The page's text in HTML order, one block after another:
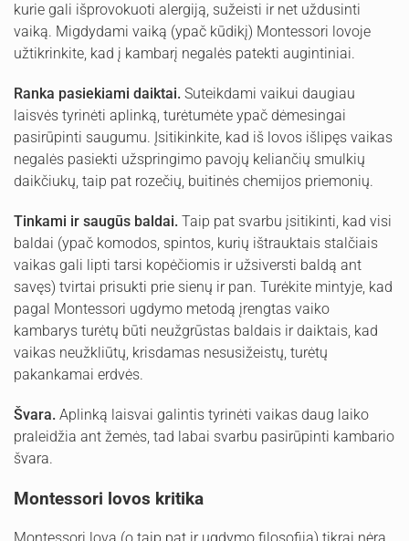
kurie gali išprovokuoti alergiją, sužeisti ir net uždusinti
vaiką. Migdydami vaiką (ypač kūdikį) Montessori lovoje
užtikrinkite, kad į kambarį negalės patekti augintiniai.
Ranka pasiekiami daiktai. Suteikdami vaikui daugiau
laisvės tyrinėti aplinką, turėtumėte ypač dėmesingai
pasirūpinti saugumu. Įsitikinkite, kad iš lovos išlipęs vaikas
negalės pasiekti užspringimo pavojų keliančių smulkių
daikčiukų, taip pat rozečių, buitinės chemijos priemonių.
Tinkami ir saugūs baldai. Taip pat svarbu įsitikinti, kad visi
baldai (ypač komodos, spintos, kurių ištrauktais stalčiais
vaikas gali lipti tarsi kopėčiomis ir užsiversti baldą ant
savęs) tvirtai prisukti prie sienų ir pan. Turėkite mintyje, kad
pagal Montessori ugdymo metodą įrengtas vaiko
kambarys turėtų būti neužgrūstas baldais ir daiktais, kad
vaikas neužkliūtų, krisdamas nesusižeistų, turėtų
pakankamai erdvės.
Švara. Aplinką laisvai galintis tyrinėti vaikas daug laiko
praleidžia ant žemės, tad labai svarbu pasirūpinti kambario
švara.
Montessori lovos kritika